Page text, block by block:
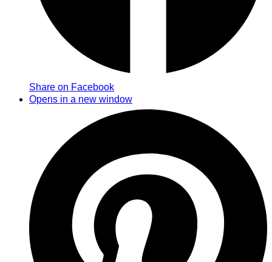
Share on Facebook
Opens in a new window